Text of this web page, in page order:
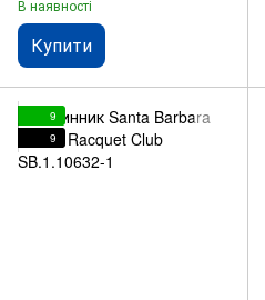
В наявності
Купити
9
9